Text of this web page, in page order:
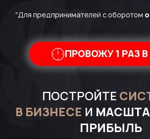
ПОСТРОЙТЕСИСТЕМУ
ПРИБЫЛЬ
В 2-3 РАЗАПО МЕТОДУ УКОЛОВОЙ
ПРОВОЖУ 1 РАЗ В ГОД
🎥 (Подождите, пока видео полностью загрузится)